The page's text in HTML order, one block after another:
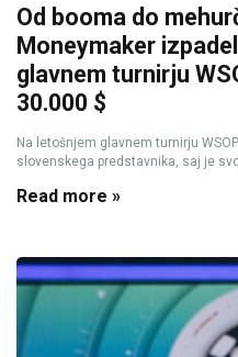
Od booma do
Moneymaker
glavnem turnirju
30.000 $
Na letošnjem glavnem turnirju
slovenskega predstavnika, saj je
Read more »